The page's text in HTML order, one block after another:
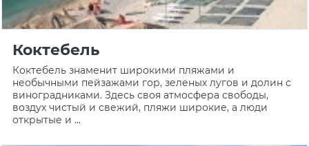
Коктебель
Коктебель знаменит широкими пляжами и
необычными пейзажами гор, зеленых лугов и долин с
виноградниками. Здесь своя атмосфера свободы,
воздух чистый и свежий, пляжи широкие, а люди
открытые и ...